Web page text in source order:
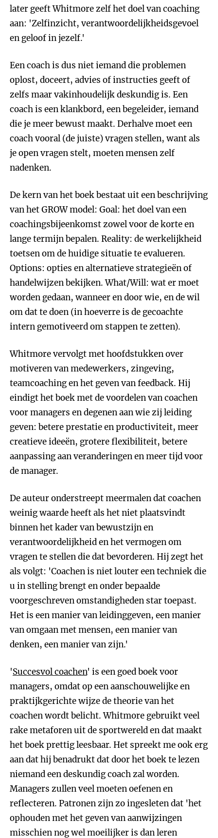
later geeft Whitmore zelf het doel van coaching
aan: 'Zelfinzicht, verantwoordelijkheidsgevoel
en geloof in jezelf.'
Een coach is dus niet iemand die problemen
oplost, doceert, advies of instructies geeft of
zelfs maar vakinhoudelijk deskundig is. Een
coach is een klankbord, een begeleider, iemand
die je meer bewust maakt. Derhalve moet een
coach vooral (de juiste) vragen stellen, want als
je open vragen stelt, moeten mensen zelf
nadenken.
De kern van het boek bestaat uit een beschrijving
van het GROW model: Goal: het doel van een
coachingsbijeenkomst zowel voor de korte en
lange termijn bepalen. Reality: de werkelijkheid
toetsen om de huidige situatie te evalueren.
Options: opties en alternatieve strategieën of
handelwijzen bekijken. What/Will: wat er moet
worden gedaan, wanneer en door wie, en de wil
om dat te doen (in hoeverre is de gecoachte
intern gemotiveerd om stappen te zetten).
Whitmore vervolgt met hoofdstukken over
motiveren van medewerkers, zingeving,
teamcoaching en het geven van feedback. Hij
eindigt het boek met de voordelen van coachen
voor managers en degenen aan wie zij leiding
geven: betere prestatie en productiviteit, meer
creatieve ideeën, grotere flexibiliteit, betere
aanpassing aan veranderingen en meer tijd voor
de manager.
De auteur onderstreept meermalen dat coachen
weinig waarde heeft als het niet plaatsvindt
binnen het kader van bewustzijn en
verantwoordelijkheid en het vermogen om
vragen te stellen die dat bevorderen. Hij zegt het
als volgt: 'Coachen is niet louter een techniek die
u in stelling brengt en onder bepaalde
voorgeschreven omstandigheden star toepast.
Het is een manier van leidinggeven, een manier
van omgaan met mensen, een manier van
denken, een manier van zijn.'
'Succesvol coachen' is een goed boek voor
managers, omdat op een aanschouwelijke en
praktijkgerichte wijze de theorie van het
coachen wordt belicht. Whitmore gebruikt veel
rake metaforen uit de sportwereld en dat maakt
het boek prettig leesbaar. Het spreekt me ook erg
aan dat hij benadrukt dat door het boek te lezen
niemand een deskundig coach zal worden.
Managers zullen veel moeten oefenen en
reflecteren. Patronen zijn zo ingesleten dat 'het
ophouden met het geven van aanwijzingen
misschien nog wel moeilijker is dan leren